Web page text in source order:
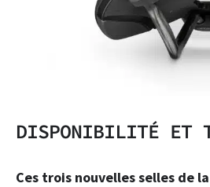
DISPONIBILITÉ ET
Ces trois nouvelles selles de